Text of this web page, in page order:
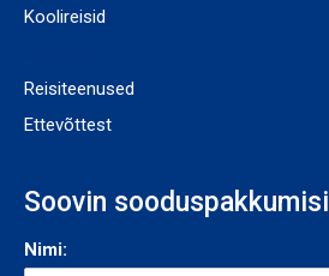
Koolireisid
Reisiteenused
Ettevõttest
Soovin sooduspakkumisi
Nimi: